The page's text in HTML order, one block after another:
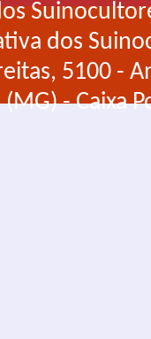
dos
5100 -
- Caixa